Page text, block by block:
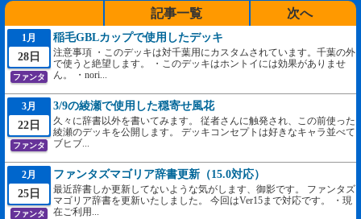
記事一覧 次へ
1月
28日
ファンタ
稲毛GBLカップで使用したデッキ
注意事項 ・このデッキは対千葉用にカスタムされています。千葉の外
で使うと絶望します。 ・このデッキはホントイには効果がありませ
ん。 ・nori...
3月
22日
ファンタ
3/9の綾瀬で使用した穏寄せ風花
久々に辞書以外を書いてみます。 従者さんに触発され、この前使った
綾瀬のデッキを公開します。 デッキコンセプトは好きなキャラ並べて
ブヒブ...
2月
25日
ファンタ
ファンタズマゴリア辞書更新（15.0対応）
最近辞書しか更新してないような気がします、御影です。 ファンタズ
マゴリア辞書を更新いたしました。 今回はVer15まで対応です。 ・現
在ご利用...